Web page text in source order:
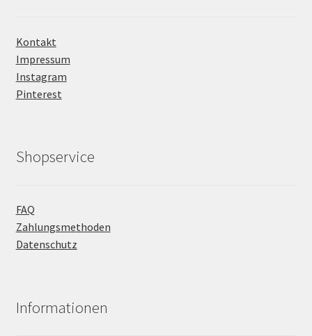
Kontakt
Impressum
Instagram
Pinterest
Shopservice
FAQ
Zahlungsmethoden
Datenschutz
Informationen